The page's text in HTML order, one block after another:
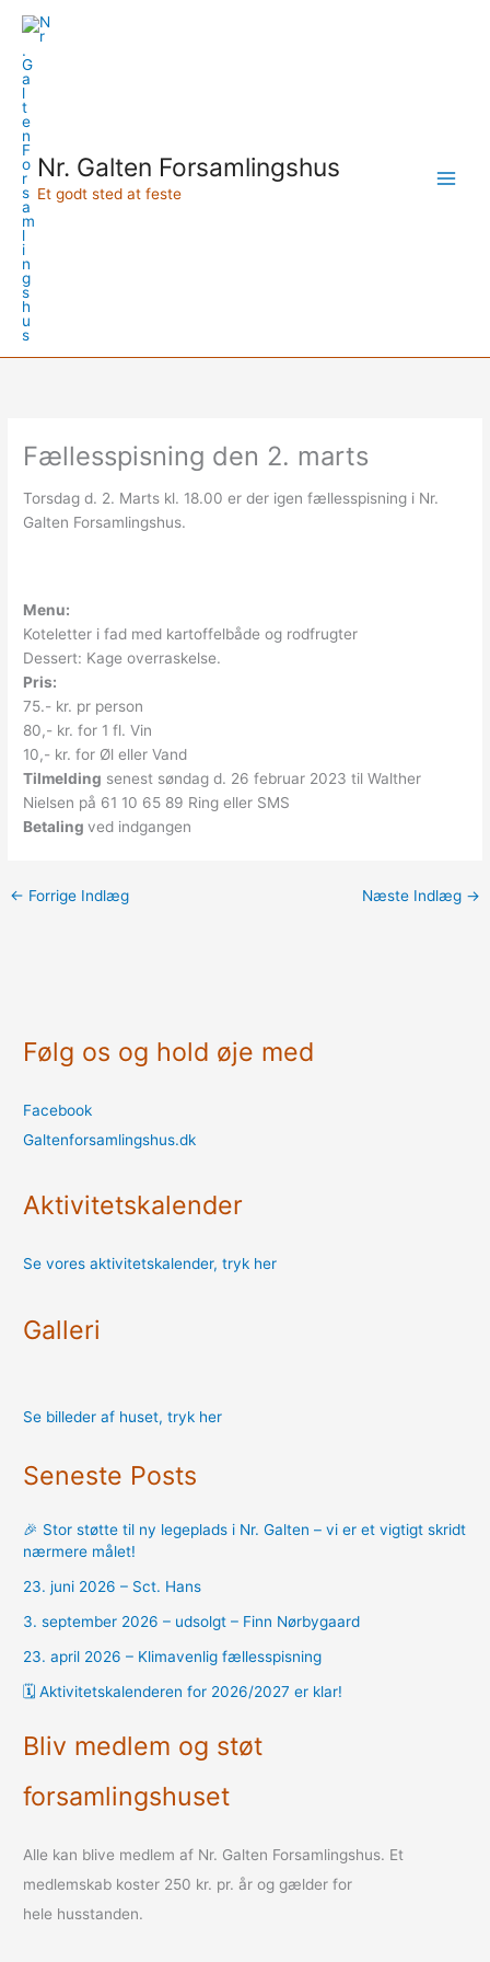
indholdet
Nr. Galten Forsamlingshus
Et godt sted at feste
Fællesspisning den 2. marts
Torsdag d. 2. Marts kl. 18.00 er der igen fællesspisning i Nr.
Galten Forsamlingshus.
Menu:
Koteletter i fad med kartoffelbåde og rodfrugter
Dessert: Kage overraskelse.
Pris:
75.- kr. pr person
80,- kr. for 1 fl. Vin
10,- kr. for Øl eller Vand
Tilmelding senest søndag d. 26 februar 2023 til Walther
Nielsen på 61 10 65 89 Ring eller SMS
Betalingved indgangen
← Forrige Indlæg Næste Indlæg →
Følg os og hold øje med
Facebook
Galtenforsamlingshus.dk
Aktivitetskalender
Se vores aktivitetskalender, tryk her
Galleri
Se billeder af huset, tryk her
Seneste Posts
🎉 Stor støtte til ny legeplads i Nr. Galten – vi er et vigtigt skridt
nærmere målet!
23. juni 2026 – Sct. Hans
3. september 2026 – udsolgt – Finn Nørbygaard
23. april 2026 – Klimavenlig fællesspisning
🗓️ Aktivitetskalenderen for 2026/2027 er klar!
Bliv medlem og støt
forsamlingshuset
Alle kan blive medlem af Nr. Galten Forsamlingshus. Et
medlemskab koster 250 kr. pr. år og gælder for
hele husstanden.